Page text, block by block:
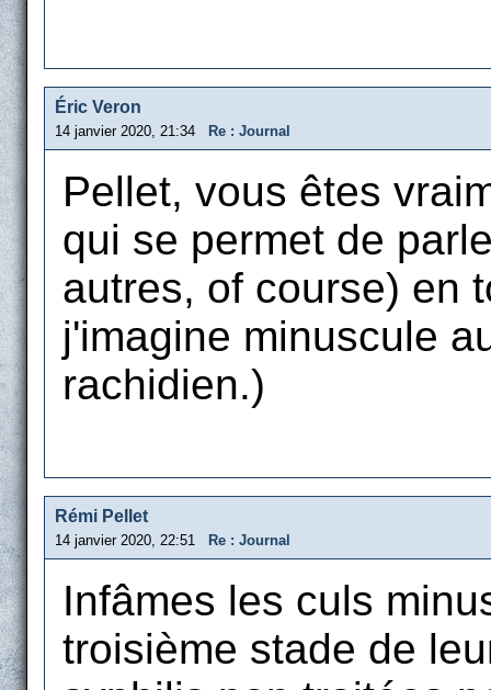
Éric Veron
14 janvier 2020, 21:34 Re : Journal
Pellet, vous êtes
qui se permet de
autres, of course) en
j'imagine minuscule
rachidien.)
Rémi Pellet
14 janvier 2020, 22:51 Re : Journal
Infâmes les culs
troisième stade de